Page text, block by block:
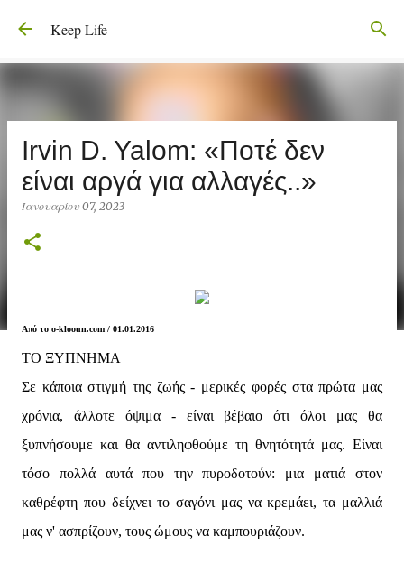
Μετάβαση στο κύριο περιεχόμενο
Keep Life
Irvin D. Yalom: «Ποτέ δεν
είναι αργά για αλλαγές..»
Ιανουαρίου 07, 2023
Από το o-klooun.com / 01.01.2016
ΤΟ ΞΥΠΝΗΜΑ
Σε κάποια στιγμή της ζωής - μερικές φορές στα πρώτα μας
χρόνια, άλλοτε όψιμα - είναι βέβαιο ότι όλοι μας θα
ξυπνήσουμε και θα αντιληφθούμε τη θνητότητά μας. Είναι
τόσο πολλά αυτά που την πυροδοτούν: μια ματιά στον
καθρέφτη που δείχνει το σαγόνι μας να κρεμάει, τα μαλλιά
μας ν' ασπρίζουν, τους ώμους να καμπουριάζουν.